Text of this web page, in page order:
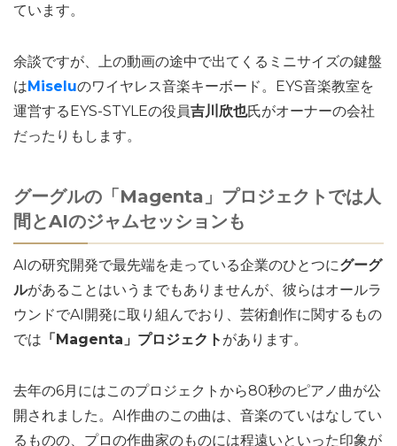
ています。
余談ですが、上の動画の途中で出てくるミニサイズの鍵盤
はMiseluのワイヤレス音楽キーボード。EYS音楽教室を
運営するEYS-STYLEの役員吉川欣也氏がオーナーの会社
だったりもします。
グーグルの「Magenta」プロジェクトでは人
間とAIのジャムセッションも
AIの研究開発で最先端を走っている企業のひとつにグーグ
ルがあることはいうまでもありませんが、彼らはオールラ
ウンドでAI開発に取り組んでおり、芸術創作に関するもの
では 「Magenta」プロジェクト があります。
去年の6月にはこのプロジェクトから80秒のピアノ曲が公
開されました。AI作曲のこの曲は、音楽のていはなしてい
るものの、プロの作曲家のものには程遠いといった印象が